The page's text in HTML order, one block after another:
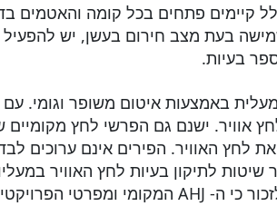
קיימים פתחים בכל קומה והאטמים
בעת מצב חירום בעשן, יש להפעיל
בעיות.
באמצעות איטום משופר וגומי.
אוויר. ישנם גם הפרשי לחץ
את לחץ האוויר. הפירים אינם ערוכים